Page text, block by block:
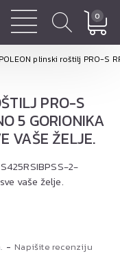
0
plinski roštilj PRO-S
PRO-S
5 GORIONIKA
VAŠE ŽELJE.
- Napišite recenziju